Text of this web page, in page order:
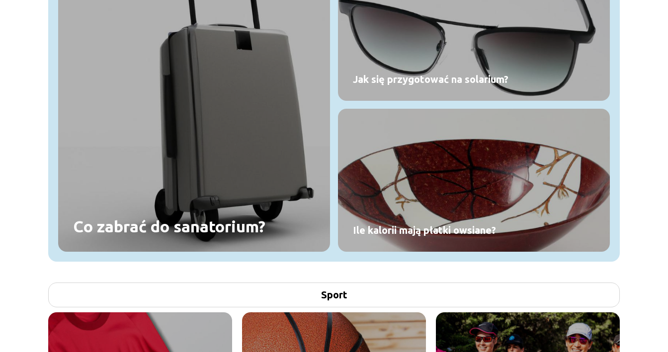
Co zabrać do sanatorium?
Jak się przygotować na solarium?
Ile kalorii mają płatki owsiane?
Sport